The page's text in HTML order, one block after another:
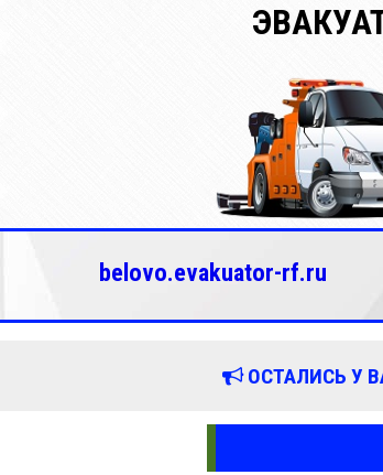
belovo.evakuator-rf.ru
ОСТАЛИСЬ У